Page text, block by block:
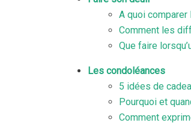
A quoi comparer
Comment les
Que faire
Les condoléances
5 idées de
Pourquoi et
Comment